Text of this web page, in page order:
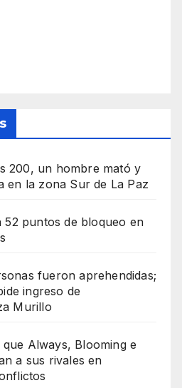
200, un hombre mató y
en la zona Sur de La Paz
52 puntos de bloqueo en
fueron aprehendidas;
ingreso de
Murillo
Always, Blooming e
a sus rivales en